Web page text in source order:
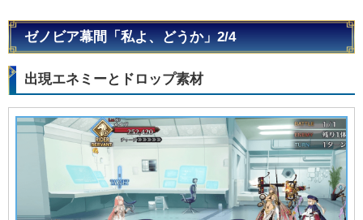
ゼノビア幕間「私よ、どうか」2/4
出現エネミーとドロップ素材